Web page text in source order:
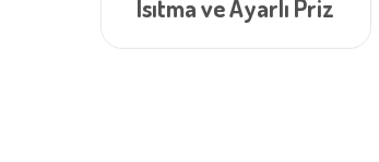
Isıtma ve Ayarlı Priz